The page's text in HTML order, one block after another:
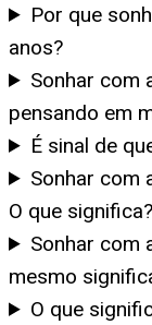
Por que
anos?
Sonhar com
pensando em
É sinal de
Sonhar com
O que significa?
Sonhar com
mesmo
O que